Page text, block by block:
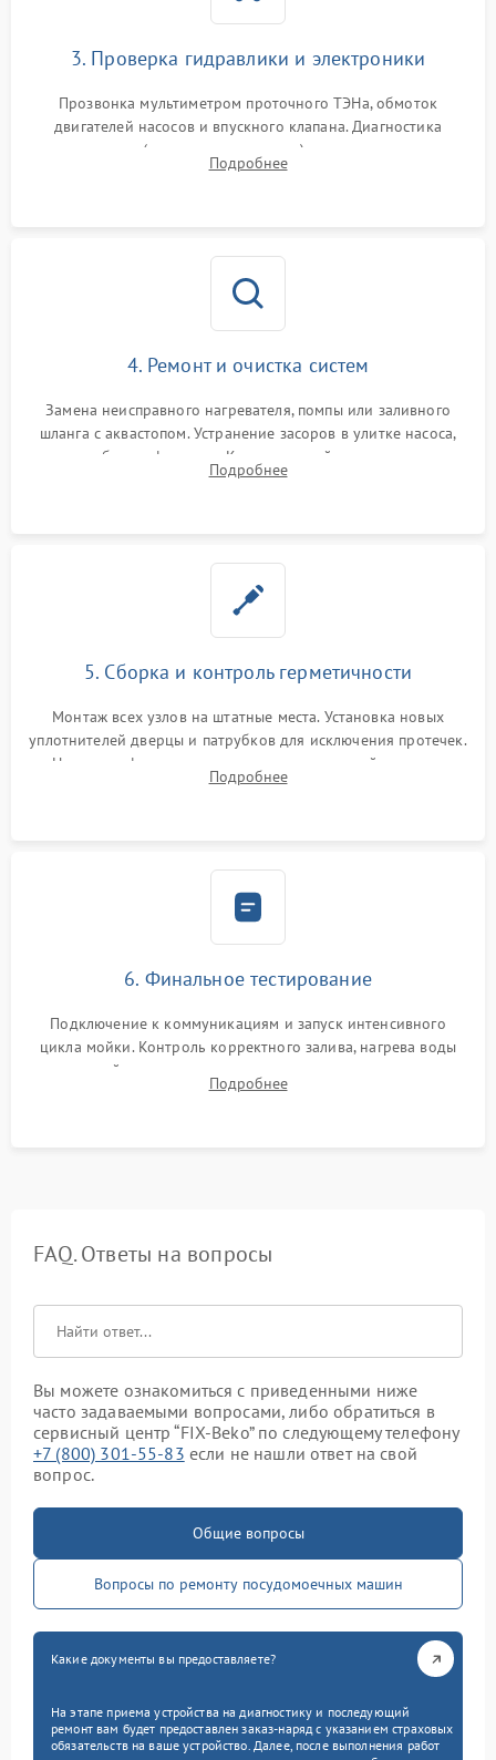
3. Проверка гидравлики и электроники
Прозвонка мультиметром проточного ТЭНа, обмоток
двигателей насосов и впускного клапана. Диагностика
прессостата (датчика уровня воды), датчика мутности,
концевика дверцы и электронного модуля управления.
Подробнее
4. Ремонт и очистка систем
Замена неисправного нагревателя, помпы или заливного
шланга с аквастопом. Устранение засоров в улитке насоса,
патрубках и фильтрах. Компонентный ремонт платы
управления, восстановление поврежденной проводки.
Подробнее
5. Сборка и контроль герметичности
Монтаж всех узлов на штатные места. Установка новых
уплотнителей дверцы и патрубков для исключения протечек.
Надежная фиксация хомутов гидравлической системы,
сборка корпуса и установка датчика поплавка.
Подробнее
6. Финальное тестирование
Подключение к коммуникациям и запуск интенсивного
цикла мойки. Контроль корректного залива, нагрева воды
до нужной температуры, отсутствия посторонних шумов,
штатного слива и абсолютной сухости в поддоне.
Подробнее
FAQ. Ответы на вопросы
Вы можете ознакомиться с приведенными ниже
часто задаваемыми вопросами, либо обратиться в
сервисный центр “FIX-Beko” по следующему телефону
+7 (800) 301-55-83 если не нашли ответ на свой
вопрос.
Общие вопросы
Вопросы по ремонту посудомоечных машин
Какие документы вы предоставляете?
На этапе приема устройства на диагностику и последующий
ремонт вам будет предоставлен заказ-наряд с указанием страховых
обязательств на ваше устройство. Далее, после выполнения работ